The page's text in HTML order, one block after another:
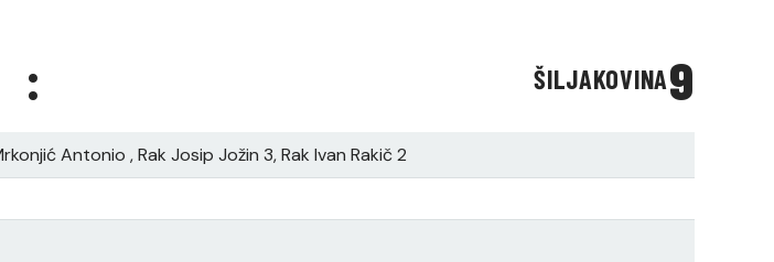
: 9
ŠILJAKOVINA
Antonio , Rak Josip Jožin 3, Rak Ivan Rakič 2